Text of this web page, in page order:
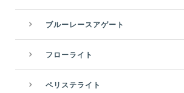
ブルーレースアゲート
フローライト
ペリステライト